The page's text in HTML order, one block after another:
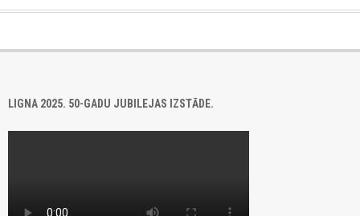
LIGNA 2025. 50-GADU JUBILEJAS IZSTĀDE.